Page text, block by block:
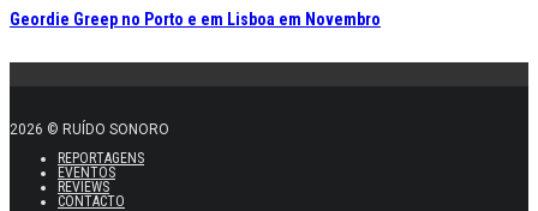
Geordie Greep no Porto e em Lisboa em Novembro
2026 © RUÍDO SONORO
REPORTAGENS
EVENTOS
REVIEWS
CONTACTO